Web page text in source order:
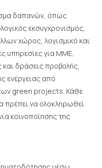
δαπανών, όπως
εκσυγχρονισμός,
χώρος, λογισμικό και
υπηρεσίες για ΜΜΕ,
και δράσεις προβολής,
ενέργειας από
green projects. Κάθε
πρέπει να ολοκληρωθεί
κοινοποίησης της